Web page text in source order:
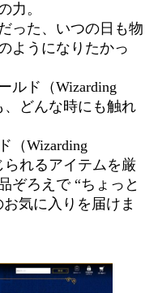
力。
った、いつの日も物
ようになりたかっ
ルド（Wizarding
どんな時にも触れ
（Wizarding
れるアイテムを厳
ぞろえで “ちょっと
気に入りを届けま